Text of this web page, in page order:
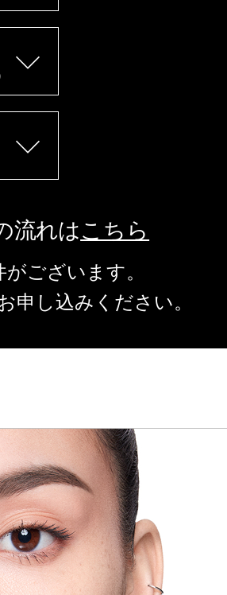
流れはこちら
ございます。
申し込みください。